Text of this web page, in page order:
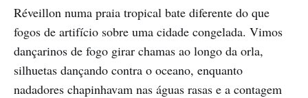
Réveillon numa praia tropical bate diferente do que
fogos de artifício sobre uma cidade congelada. Vimos
dançarinos de fogo girar chamas ao longo da orla,
silhuetas dançando contra o oceano, enquanto
nadadores chapinhavam nas águas rasas e a contagem